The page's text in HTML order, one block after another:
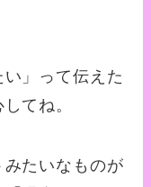
」って伝えた
てね。
たいなものが